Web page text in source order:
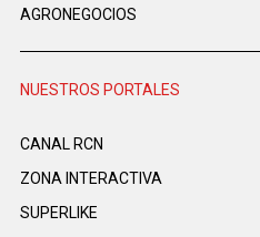
AGRONEGOCIOS
NUESTROS PORTALES
CANAL RCN
ZONA INTERACTIVA
SUPERLIKE